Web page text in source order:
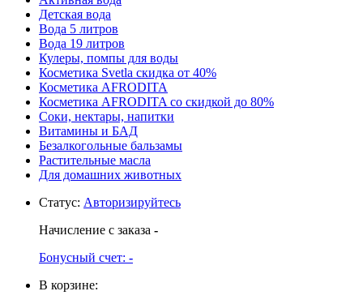
Детская вода
Вода 5 литров
Вода 19 литров
Кулеры, помпы для воды
Косметика Svetla скидка от 40%
Косметика AFRODITA
Косметика AFRODITA со скидкой до 80%
Соки, нектары, напитки
Витамины и БАД
Безалкогольные бальзамы
Растительные масла
Для домашних животных
Статус: Авторизируйтесь
Начисление с заказа -
Бонусный счет: -
В корзине: